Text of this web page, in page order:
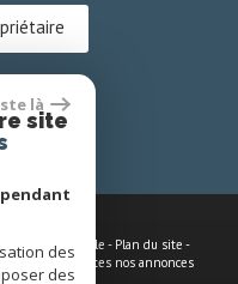
by Google - Plan du site -
- Admin-Toutes nos annonces
là
site
des
des